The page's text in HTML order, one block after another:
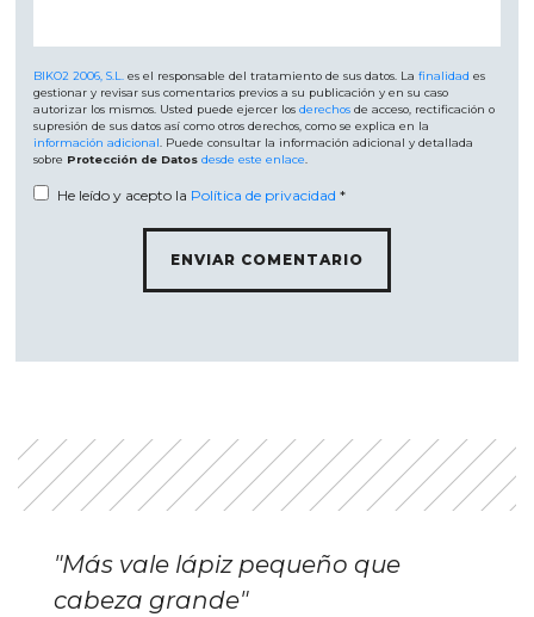
BIKO2 2006, S.L. es el responsable del tratamiento de sus datos. Lafinalidad es
gestionar y revisar sus comentarios previos a su publicación y en su caso
autorizar los mismos. Usted puede ejercer losderechos de acceso, rectificación o
supresión de sus datos así como otros derechos, como se explica en la
información adicional
. Puede consultar la información adicional y detallada
sobre Protección de Datos desde este enlace
He leído y acepto la Política de privacidad *
"Más vale lápiz pequeño que
cabeza grande"